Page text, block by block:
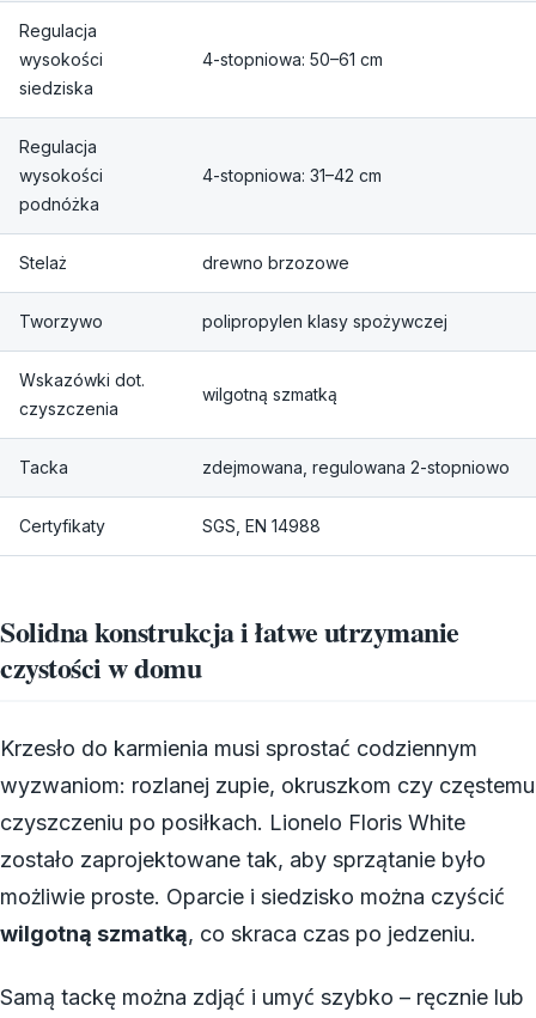
Regulacja
wysokości
siedziska
4-stopniowa: 50–61 cm
Regulacja
wysokości
podnóżka
4-stopniowa: 31–42 cm
Stelaż drewno brzozowe
Tworzywo polipropylen klasy spożywczej
Wskazówki dot.
czyszczenia
wilgotną szmatką
Tacka zdejmowana, regulowana 2-stopniowo
Certyfikaty SGS, EN 14988
Solidna konstrukcja i łatwe utrzymanie
czystości w domu
Krzesło do karmienia musi sprostać codziennym
wyzwaniom: rozlanej zupie, okruszkom czy częstemu
czyszczeniu po posiłkach. Lionelo Floris White
zostało zaprojektowane tak, aby sprzątanie było
możliwie proste. Oparcie i siedzisko można czyścić
wilgotną szmatką, co skraca czas po jedzeniu.
Samą tackę można zdjąć i umyć szybko – ręcznie lub